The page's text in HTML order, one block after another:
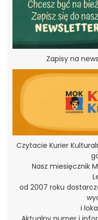
Zapisy na
Czytacie Kurier
Nasz miesięcznik
od 2007 roku
i